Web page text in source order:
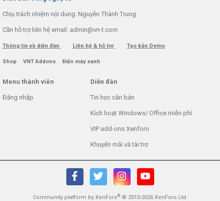
Chịu trách nhiệm nội dung: Nguyễn Thành Trung
Cần hỗ trợ liên hệ email: admin@vn-t.com
Thông tin về diễn đàn Liên hệ & hỗ trợ Tạo bản Demo
Shop VNT Addons Điện máy xanh
Menu thành viên
Đăng nhập
Diễn đàn
Tin học căn bản
Kích hoạt Windows/ Office miễn phí
VIP add-ons Xenforo
Khuyến mãi và tài trợ
Community platform by XenForo® © 2010-2026 XenForo Ltd.